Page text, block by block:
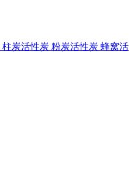
柱炭活性炭 粉炭活性炭 蜂窝活